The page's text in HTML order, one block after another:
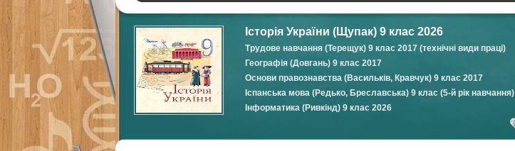
Історія України (Щупак) 9 клас 2026
Трудове навчання (Терещук) 9 клас 2017 (технічні види праці)
Географія (Довгань) 9 клас 2017
Основи правознавства (Васильків, Кравчук) 9 клас 2017
Іспанська мова (Редько, Бреславська) 9 клас (5-й рік навчання)
Інформатика (Ривкінд) 9 клас 2026